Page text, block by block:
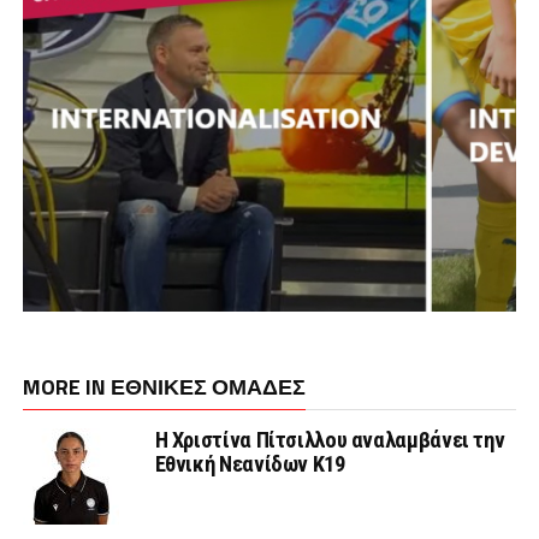
MORE IN ΕΘΝΙΚΕΣ ΟΜΑΔΕΣ
Η Χριστίνα Πίτσιλλου αναλαμβάνει την
Εθνική Νεανίδων Κ19